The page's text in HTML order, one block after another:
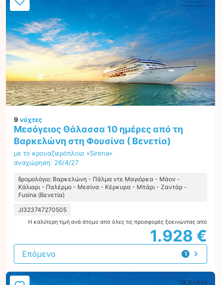
9 νύχτες
Μεσόγειος Θάλασσα 10 ημέρες από τη
Βαρκελώνη στη Φουσίνα ( Βενετία)
με το κρουαζιερόπλοιο »Sirena«
αναχώρηση: 26/4/27
δρομολόγιο: Βαρκελώνη - Πάλμα ντε Μαγιόρκα - Μάον -
Κάλιαρι - Παλέρμο - Μεσίνα - Κέρκυρα - Μπάρι - Ζαντάρ -
Fusina (Βενετία)
JI323747270505
Η καλύτερη τιμή ανά άτομο από όλες τις προσφορές ξεκινώντας από
1.928 €
1
προσφορά
Επόμενο